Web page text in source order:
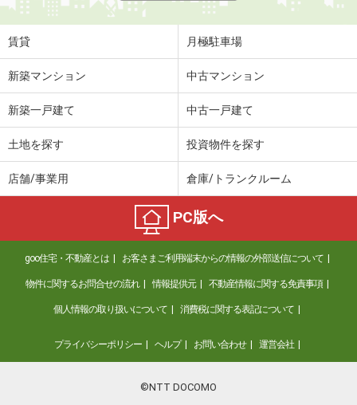
賃貸 月極駐車場
新築マンション 中古マンション
新築一戸建て 中古一戸建て
土地を探す 投資物件を探す
店舗/事業用 倉庫/トランクルーム
PC版へ
goo住宅・不動産とは お客さまご利用端末からの情報の外部送信について
物件に関するお問合せの流れ 情報提供元 不動産情報に関する免責事項
個人情報の取り扱いについて 消費税に関する表記について
プライバシーポリシー ヘルプ お問い合わせ 運営会社
©NTT DOCOMO